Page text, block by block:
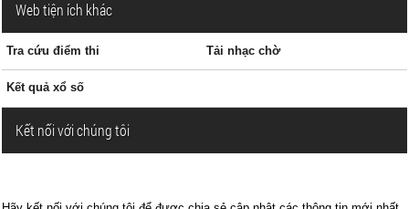
Web tiện ích khác
Tra cứu điểm thi Tải nhạc chờ
Kết quả xổ số
Kết nối với chúng tôi